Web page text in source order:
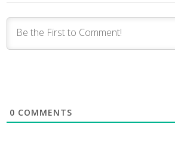
0 COMMENTS